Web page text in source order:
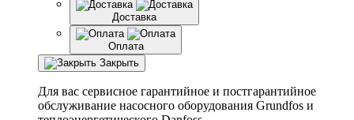
Доставка
Оплата
Закрыть
Для вас сервисное гарантийное и постгарантийное
обслуживание насосного оборудования Grundfos и